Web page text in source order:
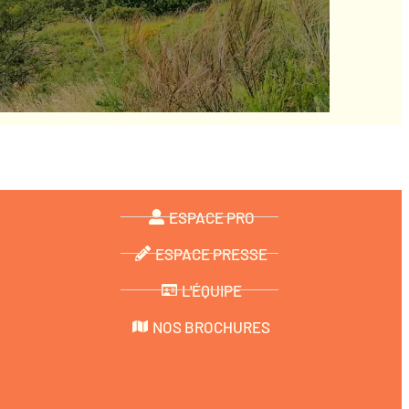
ESPACE PRO
ESPACE PRESSE
L'ÉQUIPE
NOS BROCHURES